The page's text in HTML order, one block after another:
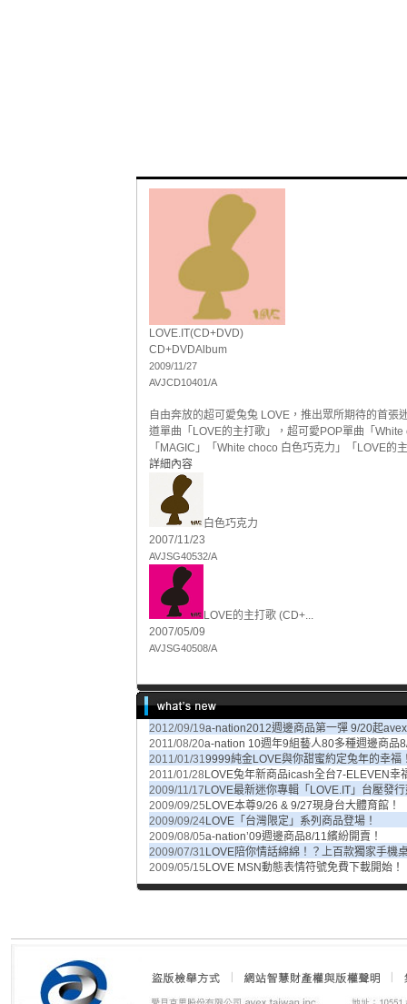
LOVE.IT(CD+DVD)
CD+DVDAlbum
2009/11/27
AVJCD10401/A
自由奔放的超可愛兔兔 LOVE，推出眾所期待的首
道單曲「LOVE的主打歌」，超可愛POP單曲「
「MAGIC」「White choco 白色巧克力」「LOVE
詳細內容
白色巧克力
2007/11/23
AVJSG40532/A
LOVE的主打歌 (CD+...
2007/05/09
AVJSG40508/A
2012/09/19a-nation2012週邊商品第一彈 9/20起
2011/08/20a-nation 10週年9組藝人80多種週邊商品
2011/01/319999純金LOVE與你甜蜜約定兔年的幸福
2011/01/28 LOVE兔年新商品icash全台7-ELEVEN幸
2009/11/17 LOVE最新迷你專輯「LOVE.IT」台壓發
2009/09/25 LOVE本尊9/26 & 9/27現身台大體育館！
2009/09/24LOVE「台灣限定」系列商品登場！
2009/08/05a-nation’09週邊商品8/11繽紛開賣！
2009/07/31 LOVE陪你情話綿綿！？上百款獨家手機
2009/05/15 LOVE MSN動態表情符號免費下載開始！